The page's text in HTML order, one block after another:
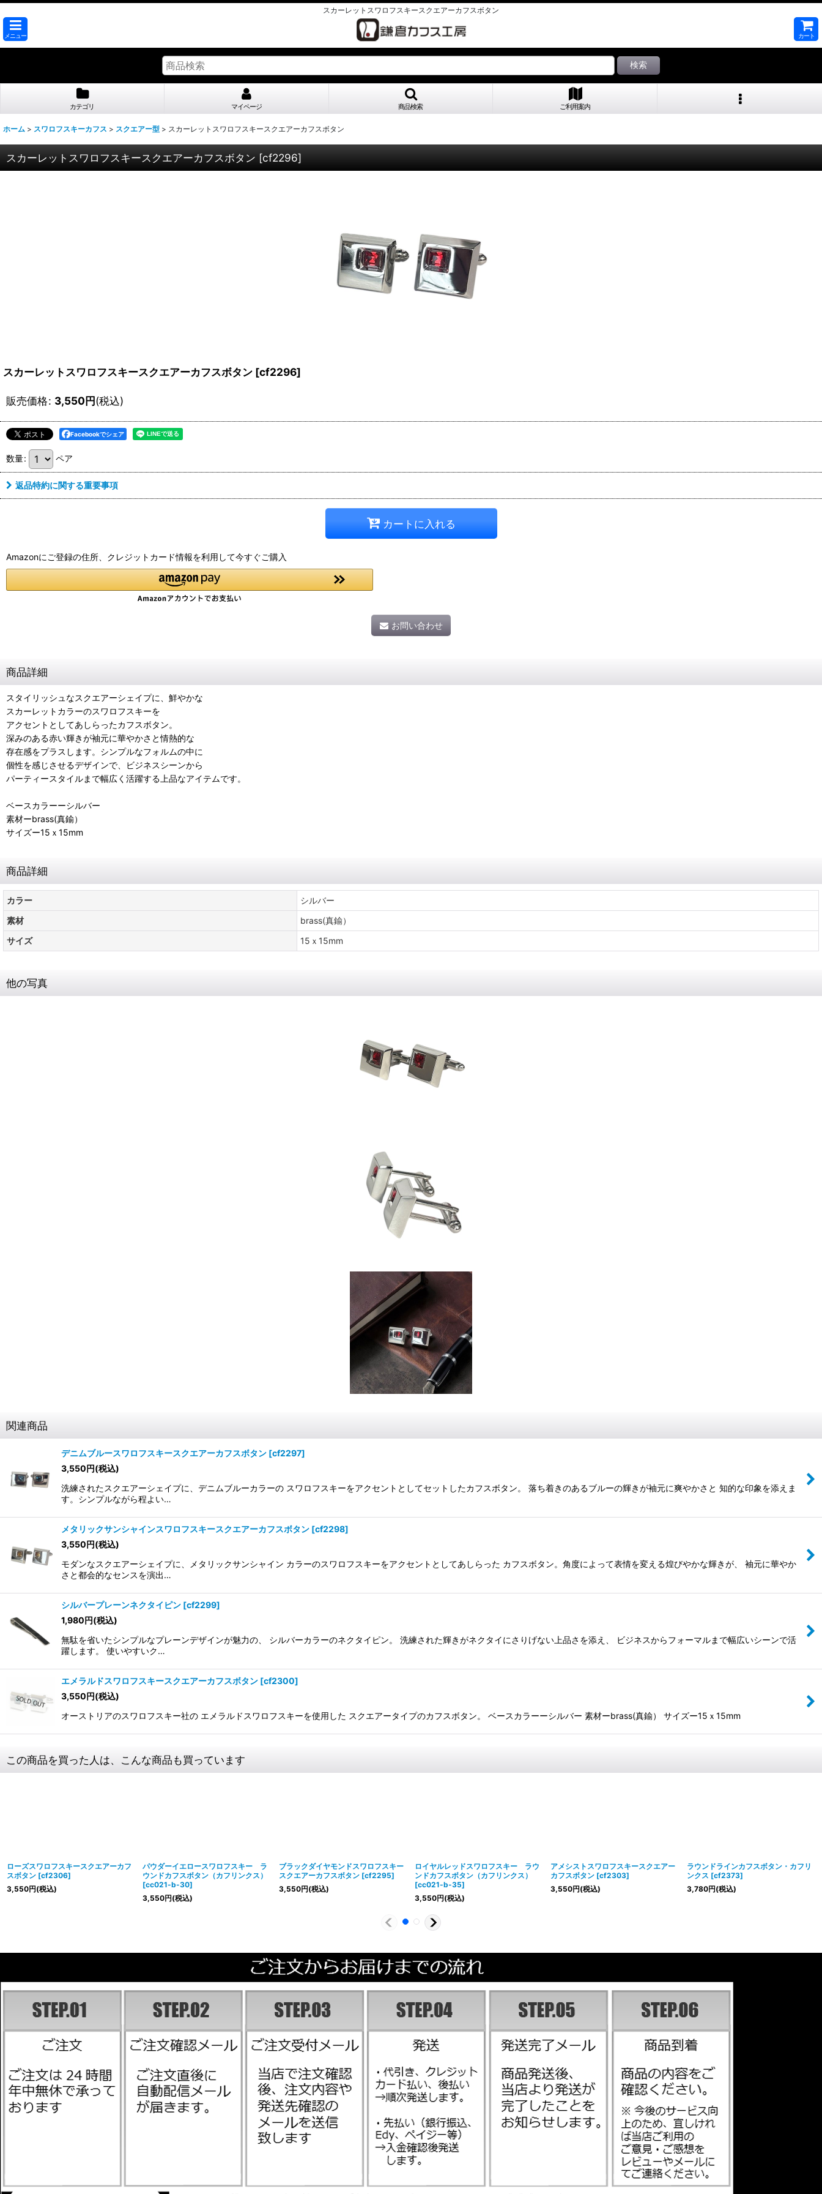
スカーレットスワロフスキースクエアーカフスボタン
メニュー カート
検索
カテゴリ マイページ 商品検索 ご利用案内
ホーム > スワロフスキーカフス > スクエアー型 > スカーレットスワロフスキースクエアーカフスボタン
スカーレットスワロフスキースクエアーカフスボタン [cf2296]
スカーレットスワロフスキースクエアーカフスボタン [cf2296]
販売価格: 3,550円(税込)
Facebookでシェア
数量: ペア
返品特約に関する重要事項
カートに入れる
Amazonにご登録の住所、クレジットカード情報を利用して今すぐご購入
お問い合わせ
商品詳細
スタイリッシュなスクエアーシェイプに、鮮やかな
スカーレットカラーのスワロフスキーを
アクセントとしてあしらったカフスボタン。
深みのある赤い輝きが袖元に華やかさと情熱的な
存在感をプラスします。シンプルなフォルムの中に
個性を感じさせるデザインで、ビジネスシーンから
パーティースタイルまで幅広く活躍する上品なアイテムです。
ベースカラーーシルバー
素材ーbrass(真鍮）
サイズー15ｘ15mm
商品詳細
カラー
シルバー
素材
brass(真鍮）
サイズ
15ｘ15mm
他の写真
関連商品
デニムブルースワロフスキースクエアーカフスボタン [cf2297]
3,550円(税込)
洗練されたスクエアーシェイプに、デニムブルーカラーの スワロフスキーをアクセントとしてセットしたカフスボタン。 落ち着きのあるブルーの輝きが袖元に爽やかさと 知的な印象を添えま
す。シンプルながら程よい…
メタリックサンシャインスワロフスキースクエアーカフスボタン [cf2298]
3,550円(税込)
モダンなスクエアーシェイプに、メタリックサンシャイン カラーのスワロフスキーをアクセントとしてあしらった カフスボタン。角度によって表情を変える煌びやかな輝きが、 袖元に華やか
さと都会的なセンスを演出…
シルバープレーンネクタイピン [cf2299]
1,980円(税込)
無駄を省いたシンプルなプレーンデザインが魅力の、 シルバーカラーのネクタイピン。 洗練された輝きがネクタイにさりげない上品さを添え、 ビジネスからフォーマルまで幅広いシーンで活
躍します。 使いやすいク…
エメラルドスワロフスキースクエアーカフスボタン [cf2300]
3,550円(税込)
オーストリアのスワロフスキー社の エメラルドスワロフスキーを使用した スクエアータイプのカフスボタン。 ベースカラーーシルバー 素材ーbrass(真鍮） サイズー15ｘ15mm
この商品を買った人は、こんな商品も買っています
ローズスワロフスキースクエアーカフ
スボタン [cf2306]
3,550円(税込)
パウダーイエロースワロフスキー ラ
ウンドカフスボタン（カフリンクス）
[cc021-b-30]
3,550円(税込)
ブラックダイヤモンドスワロフスキー
スクエアーカフスボタン [cf2295]
3,550円(税込)
ロイヤルレッドスワロフスキー ラウ
ンドカフスボタン（カフリンクス）
[cc021-b-35]
3,550円(税込)
アメシストスワロフスキースクエアー
カフスボタン [cf2303]
3,550円(税込)
ラウンドラインカフスボタン・カフリ
ンクス [cf2373]
3,780円(税込)